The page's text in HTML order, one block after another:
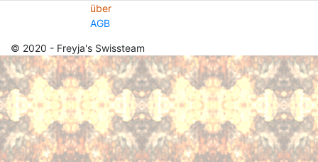
über
AGB
© 2020 - Freyja's Swissteam